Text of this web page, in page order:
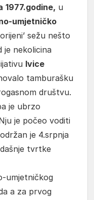
1977.godine, u
umjetničko
sežu nešto
je nekolicina
Ivice
tamburašku
društvu.
je ubrzo
je počeo voditi
je 4.srpnja
tvrtke
umjetničkog
a za prvog